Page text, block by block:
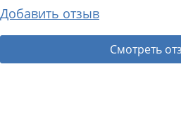
Добавить отзыв
Смотреть